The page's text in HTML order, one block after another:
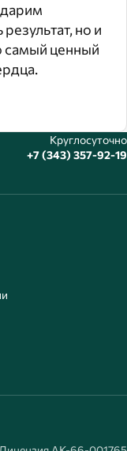
но и
самый ценный
Круглосуточно
+7 (343) 357-92-19